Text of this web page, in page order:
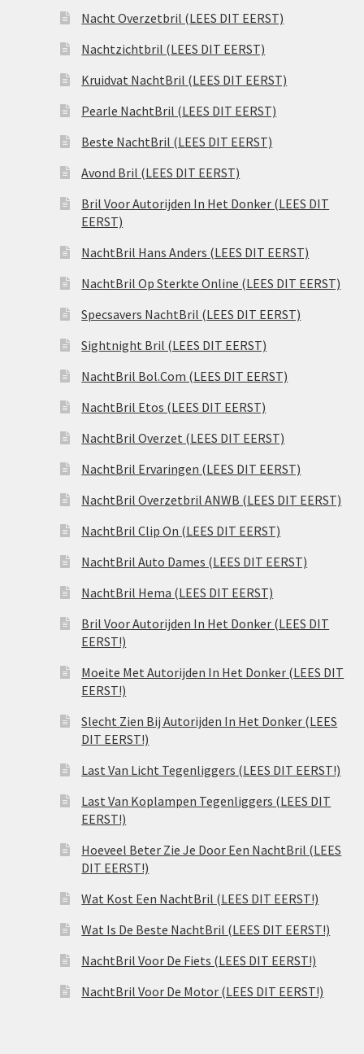
Nacht Overzetbril (LEES DIT EERST)
Nachtzichtbril (LEES DIT EERST)
Kruidvat NachtBril (LEES DIT EERST)
Pearle NachtBril (LEES DIT EERST)
Beste NachtBril (LEES DIT EERST)
Avond Bril (LEES DIT EERST)
Bril Voor Autorijden In Het Donker (LEES DIT
EERST)
NachtBril Hans Anders (LEES DIT EERST)
NachtBril Op Sterkte Online (LEES DIT EERST)
Specsavers NachtBril (LEES DIT EERST)
Sightnight Bril (LEES DIT EERST)
NachtBril Bol.Com (LEES DIT EERST)
NachtBril Etos (LEES DIT EERST)
NachtBril Overzet (LEES DIT EERST)
NachtBril Ervaringen (LEES DIT EERST)
NachtBril Overzetbril ANWB (LEES DIT EERST)
NachtBril Clip On (LEES DIT EERST)
NachtBril Auto Dames (LEES DIT EERST)
NachtBril Hema (LEES DIT EERST)
Bril Voor Autorijden In Het Donker (LEES DIT
EERST!)
Moeite Met Autorijden In Het Donker (LEES DIT
EERST!)
Slecht Zien Bij Autorijden In Het Donker (LEES
DIT EERST!)
Last Van Licht Tegenliggers (LEES DIT EERST!)
Last Van Koplampen Tegenliggers (LEES DIT
EERST!)
Hoeveel Beter Zie Je Door Een NachtBril (LEES
DIT EERST!)
Wat Kost Een NachtBril (LEES DIT EERST!)
Wat Is De Beste NachtBril (LEES DIT EERST!)
NachtBril Voor De Fiets (LEES DIT EERST!)
NachtBril Voor De Motor (LEES DIT EERST!)